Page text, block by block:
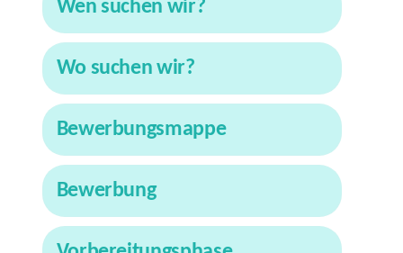
Wen suchen wir?
Wo suchen wir?
Bewerbungsmappe
Bewerbung